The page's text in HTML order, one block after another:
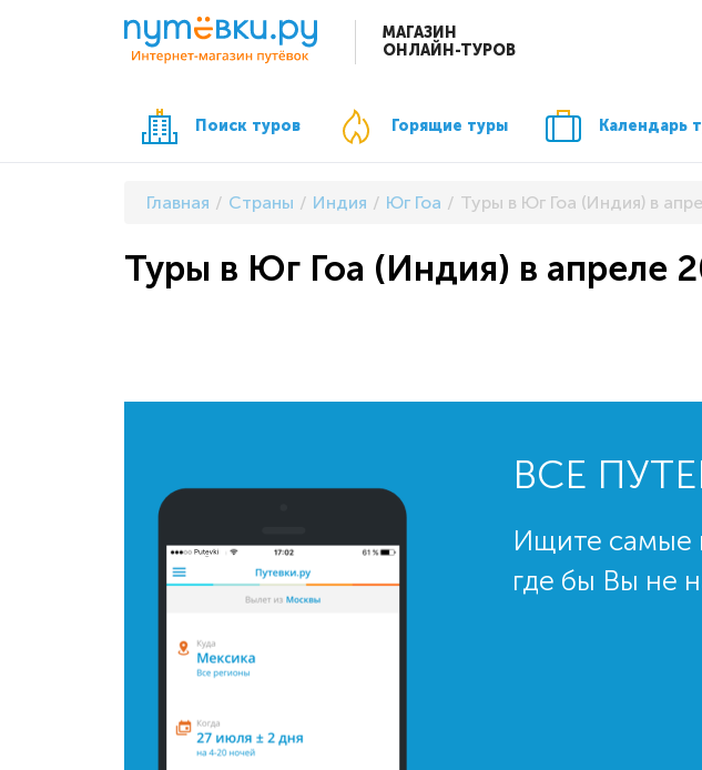
МАГАЗИН
ОНЛАЙН-ТУРОВ
Поиск туров Горящие туры Календарь
Главная Страны Индия Юг Гоа Туры в Юг Гоа (Индия) в
Туры в Юг Гоа (Индия) в апреле
ВСЕ
Ищите самые
где бы Вы не